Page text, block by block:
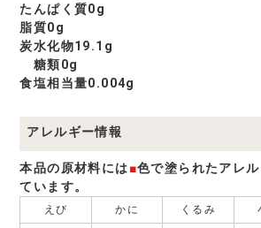
たんぱく質0g
脂質0g
炭水化物19.1g
糖類0g
食塩相当量0.004g
アレルギー情報
本品の原材料には■色で塗られたアレ
ています。
えび かに くるみ